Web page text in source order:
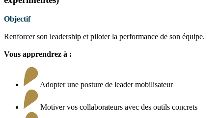
Objectif
Renforcer son leadership et piloter la performance de son équipe.
Vous apprendrez à :
Adopter une posture de leader mobilisateur
Motiver vos collaborateurs avec des outils concrets